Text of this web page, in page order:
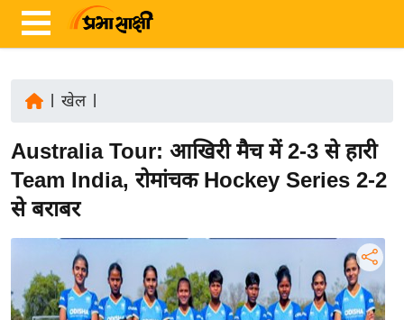
ज़ा
ख
ब
र
ष्ट्री
य
खेल|
Australia Tour: आखिरी मैच में 2-3 से हारी
Team India, रोमांचक Hockey Series 2-2
से बराबर